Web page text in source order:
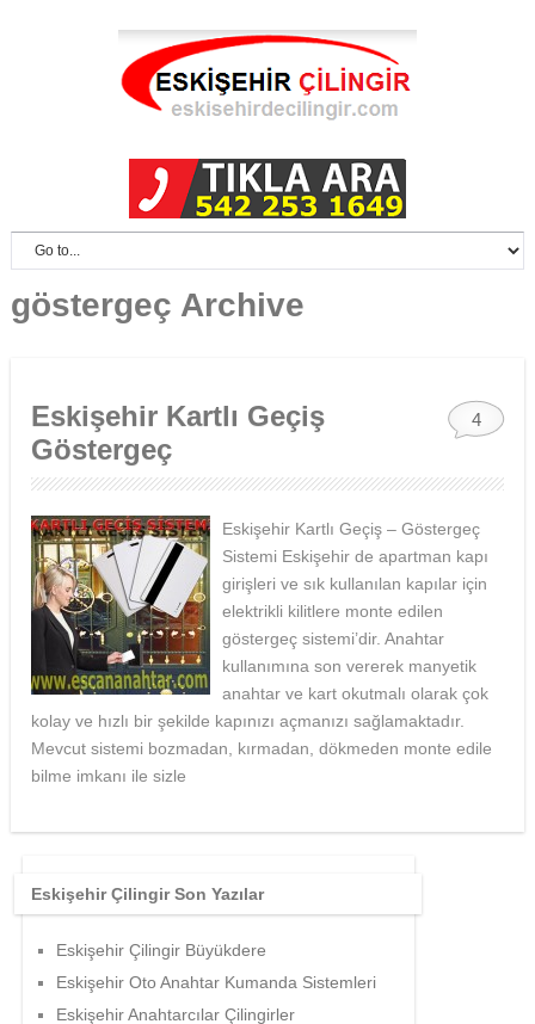
göstergeç Archive
4
Eskişehir Kartlı Geçiş
Göstergeç
Eskişehir Kartlı Geçiş – Göstergeç
Sistemi Eskişehir de apartman kapı
girişleri ve sık kullanılan kapılar için
elektrikli kilitlere monte edilen
göstergeç sistemi’dir. Anahtar
kullanımına son vererek manyetik
anahtar ve kart okutmalı olarak çok
kolay ve hızlı bir şekilde kapınızı açmanızı sağlamaktadır.
Mevcut sistemi bozmadan, kırmadan, dökmeden monte edile
bilme imkanı ile sizle
Eskişehir Çilingir Son Yazılar
Eskişehir Çilingir Büyükdere
Eskişehir Oto Anahtar Kumanda Sistemleri
Eskişehir Anahtarcılar Çilingirler